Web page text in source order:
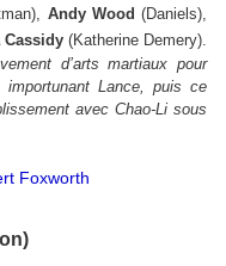
Andy Wood(Daniels),
Cassidy (Katherine Demery).
d’arts martiaux pour
Lance, puis ce
avec Chao-Li sous
Foxworth